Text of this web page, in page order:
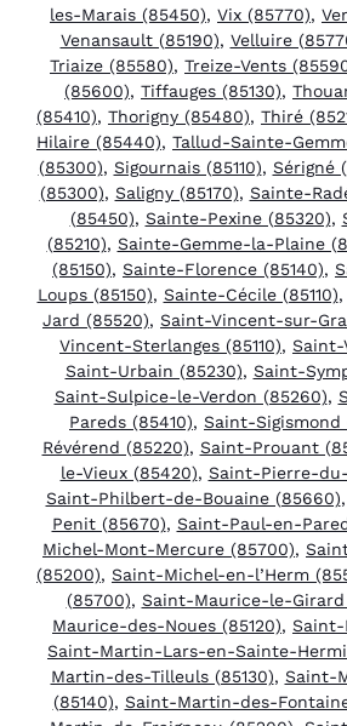
les-Marais (85450), Vix (85770),
Venansault (85190), Velluire
Triaize (85580), Treize-Vents
(85600), Tiffauges (85130),
(85410), Thorigny (85480), Thiré
Hilaire (85440), Tallud-Sainte-
(85300), Sigournais (85110), Sérigné
(85300), Saligny (85170), Sainte-
(85450), Sainte-Pexine (85320),
(85210), Sainte-Gemme-la-Plaine
(85150), Sainte-Florence (85140),
Loups (85150), Sainte-Cécile (85110),
Jard (85520), Saint-Vincent-sur-
Vincent-Sterlanges (85110), Saint-
Saint-Urbain (85230), Saint-
Saint-Sulpice-le-Verdon (85260),
Pareds (85410), Saint-Sigismond
Révérend (85220), Saint-Prouant
le-Vieux (85420), Saint-Pierre-
Saint-Philbert-de-Bouaine (85660),
Penit (85670), Saint-Paul-en-
Michel-Mont-Mercure (85700),
(85200), Saint-Michel-en-l’Herm
(85700), Saint-Maurice-le-Girard
Maurice-des-Noues (85120), Saint-
Saint-Martin-Lars-en-Sainte-
Martin-des-Tilleuls (85130), Saint-
(85140), Saint-Martin-des-